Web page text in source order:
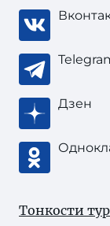
Дзен
Тонкости